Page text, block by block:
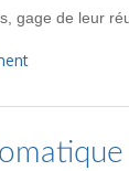
gage de leur